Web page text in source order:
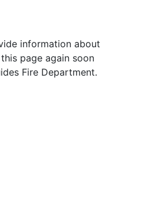
information about
page again soon
Fire Department.